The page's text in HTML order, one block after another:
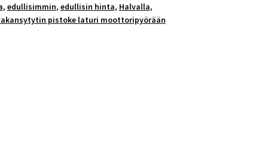
, edullisimmin, edullisin hinta, Halvalla,
pistoke laturi moottoripyörään